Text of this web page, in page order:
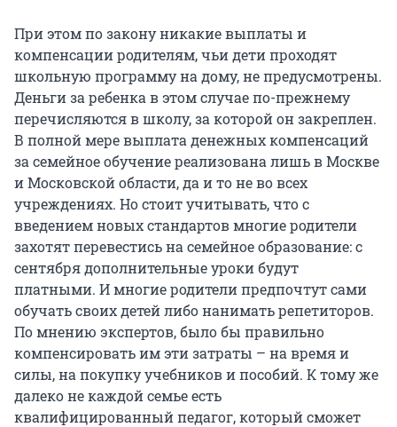
При этом по закону никакие выплаты и
компенсации родителям, чьи дети проходят
школьную программу на дому, не предусмотрены.
Деньги за ребенка в этом случае по-прежнему
перечисляются в школу, за которой он закреплен.
В полной мере выплата денежных компенсаций
за семейное обучение реализована лишь в Москве
и Московской области, да и то не во всех
учреждениях. Но стоит учитывать, что с
введением новых стандартов многие родители
захотят перевестись на семейное образование: с
сентября дополнительные уроки будут
платными. И многие родители предпочтут сами
обучать своих детей либо нанимать репетиторов.
По мнению экспертов, было бы правильно
компенсировать им эти затраты – на время и
силы, на покупку учебников и пособий. К тому же
далеко не каждой семье есть
квалифицированный педагог, который сможет